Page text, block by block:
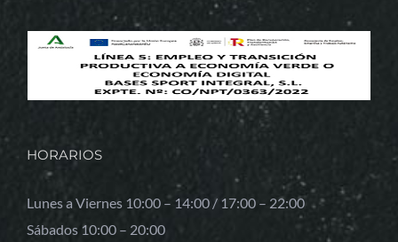
HORARIOS
Lunes a Viernes 10:00 – 14:00 / 17:00 – 22:00
Sábados 10:00 – 20:00